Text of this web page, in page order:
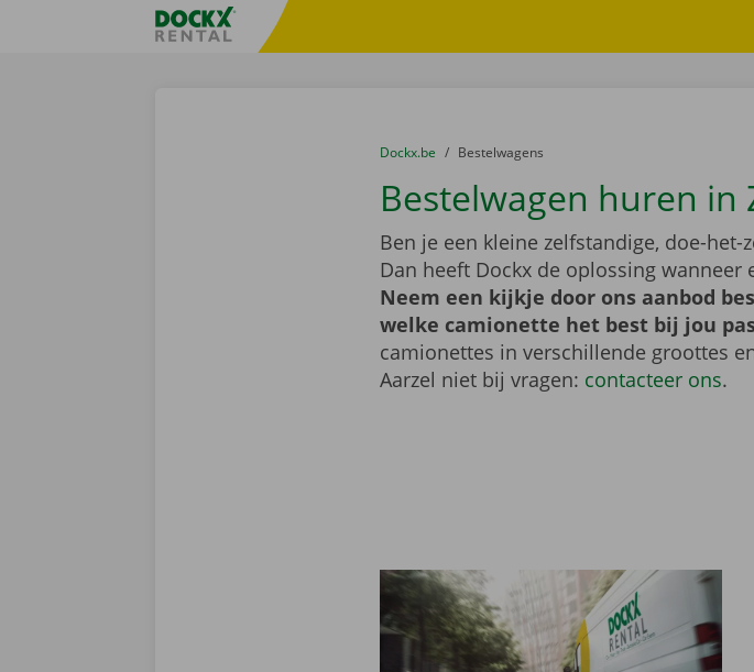
Taalselectie overslaanFratello DEMO
U bevindt zich hier:
van
Dockx.be naar
Bestelwagens
Bestelwagen huren in
Ben je een kleine zelfstandige, doe-
Dan heeft Dockx de oplossing
Neem een kijkje door ons aanbod
welke camionette het best bij jou
camionettes in verschillende groottes
Aarzel niet bij vragen: contacteer ons.